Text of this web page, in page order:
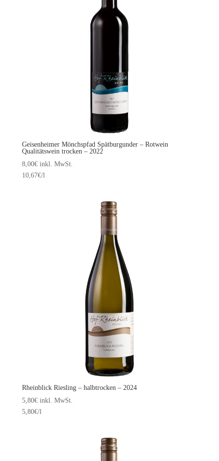
Geisenheimer Mönchspfad Spätburgunder – Rotwein
Qualitätswein trocken – 2022
8,00€ inkl. MwSt.
10,67€/l
Rheinblick Riesling – halbtrocken – 2024
5,80€ inkl. MwSt.
5,80€/l